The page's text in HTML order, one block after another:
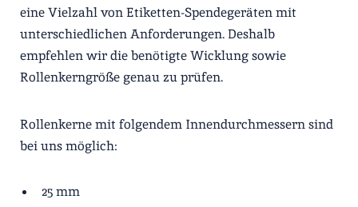
eine Vielzahl von Etiketten-Spendegeräten mit
unterschiedlichen Anforderungen. Deshalb
empfehlen wir die benötigte Wicklung sowie
Rollenkerngröße genau zu prüfen.
Rollenkerne mit folgendem Innendurchmessern sind
bei uns möglich:
25 mm